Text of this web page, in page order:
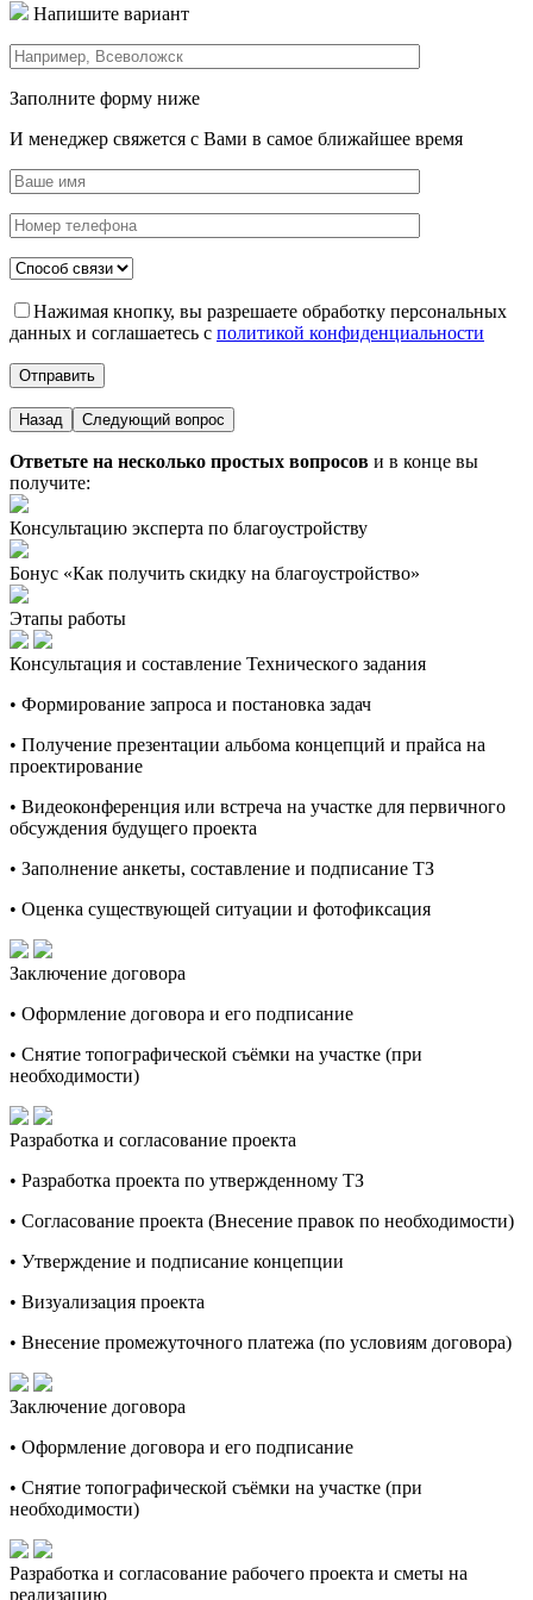
Напишите вариант
Заполните форму ниже
И менеджер свяжется с Вами в самое ближайшее время
Нажимая кнопку, вы разрешаете обработку персональных
данных и соглашаетесь с политикой конфиденциальности
Назад Следующий вопрос
Ответьте на несколько простых вопросов и в конце вы
получите:
Консультацию эксперта по благоустройству
Бонус «Как получить скидку на благоустройство»
Этапы работы
Консультация и составление Технического задания
• Формирование запроса и постановка задач
• Получение презентации альбома концепций и прайса на
проектирование
• Видеоконференция или встреча на участке для первичного
обсуждения будущего проекта
• Заполнение анкеты, составление и подписание ТЗ
• Оценка существующей ситуации и фотофиксация
Заключение договора
• Оформление договора и его подписание
• Снятие топографической съёмки на участке (при
необходимости)
Разработка и согласование проекта
• Разработка проекта по утвержденному ТЗ
• Согласование проекта (Внесение правок по необходимости)
• Утверждение и подписание концепции
• Визуализация проекта
• Внесение промежуточного платежа (по условиям договора)
Заключение договора
• Оформление договора и его подписание
• Снятие топографической съёмки на участке (при
необходимости)
Разработка и согласование рабочего проекта и сметы на
реализацию